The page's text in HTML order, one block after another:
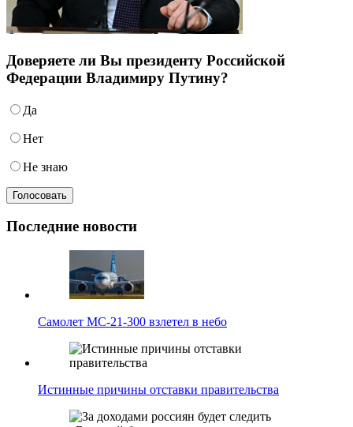
Доверяете ли Вы президенту Российской
Федерации Владимиру Путину?
Да
Нет
Не знаю
Последние новости
Самолет МС-21-300 взлетел в небо
Истинные причины отставки правительства